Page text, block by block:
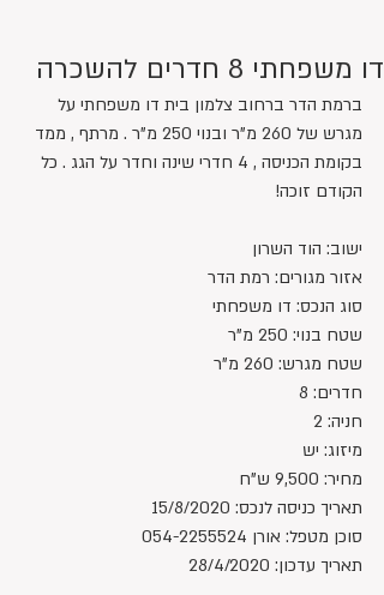
דו משפחתי 8 חדרים להשכרה
ברמת הדר ברחוב צלמון בית דו משפחתי על
מגרש של 260 מ"ר ובנוי 250 מ"ר . מרתף , ממד
בקומת הכניסה , 4 חדרי שינה וחדר על הגג . כל
הקודם זוכה!
ישוב: הוד השרון
אזור מגורים: רמת הדר
סוג הנכס: דו משפחתי
שטח בנוי: 250 מ"ר
שטח מגרש: 260 מ"ר
חדרים: 8
חניה: 2
מיזוג: יש
מחיר: 9,500 ש"ח
תאריך כניסה לנכס: 15/8/2020
סוכן מטפל: אורן 054-2255524
תאריך עדכון: 28/4/2020